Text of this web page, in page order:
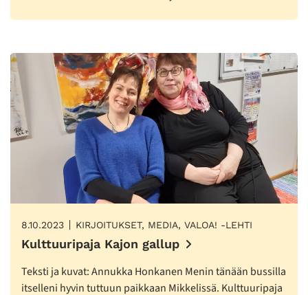
8.10.2023 KIRJOITUKSET, MEDIA, VALOA! -LEHTI
Kulttuuripaja Kajon gallup
Teksti ja kuvat: Annukka Honkanen Menin tänään bussilla
itselleni hyvin tuttuun paikkaan Mikkelissä. Kulttuuripaja